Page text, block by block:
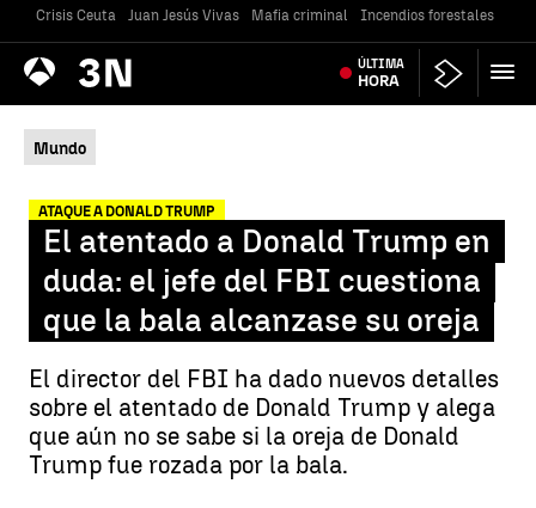
Crisis Ceuta Juan Jesús Vivas Mafia criminal Incendios forestales
Antena
3 Noticias ÚLTIMA
HORA
Mundo
ATAQUE A DONALD TRUMP
El atentado a Donald Trump en
duda: el jefe del FBI cuestiona
que la bala alcanzase su oreja
El director del FBI ha dado nuevos detalles
sobre el atentado de Donald Trump y alega
que aún no se sabe si la oreja de Donald
Trump fue rozada por la bala.